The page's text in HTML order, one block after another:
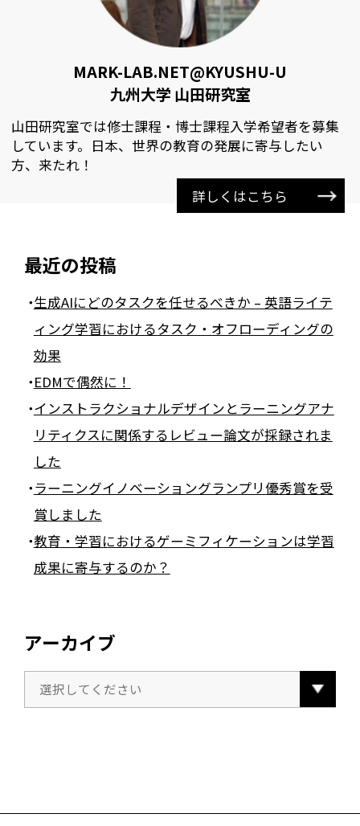
MARK-LAB.NET@KYUSHU-U
九州大学 山田研究室
山田研究室では修士課程・博士課程入学希望者を募集
しています。日本、世界の教育の発展に寄与したい
方、来たれ！
詳しくはこちら
最近の投稿
生成AIにどのタスクを任せるべきか – 英語ライテ
ィング学習におけるタスク・オフローディングの
効果
EDMで偶然に！
インストラクショナルデザインとラーニングアナ
リティクスに関係するレビュー論文が採録されま
した
ラーニングイノベーショングランプリ優秀賞を受
賞しました
教育・学習におけるゲーミフィケーションは学習
成果に寄与するのか？
アーカイブ